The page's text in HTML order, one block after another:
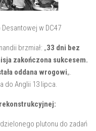
w DC47
brzmiał: „33 dni bez
zakończona sukcesem.
oddana wrogowi„.
do Anglii 13 lipca.
plutonu do zadań